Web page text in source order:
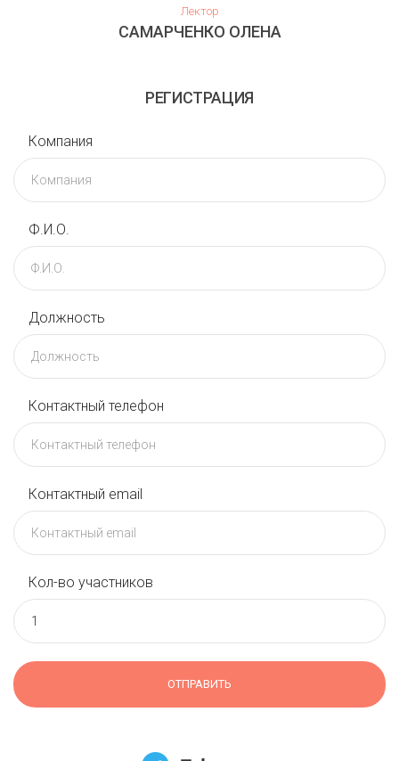
Лектор
САМАРЧЕНКО ОЛЕНА
РЕГИСТРАЦИЯ
Компания
Ф.И.О.
Должность
Контактный телефон
Контактный email
Кол-во участников
ОТПРАВИТЬ